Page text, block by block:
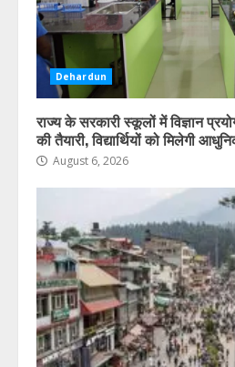
5
जनगणना 2027
में 1 सितंबर से
अभियान
August 6,
Dehardun
राज्य के सरकारी स्कूलों में विज्ञान
की तैयारी, विद्यार्थियों को मिलेगी
August 6, 2026